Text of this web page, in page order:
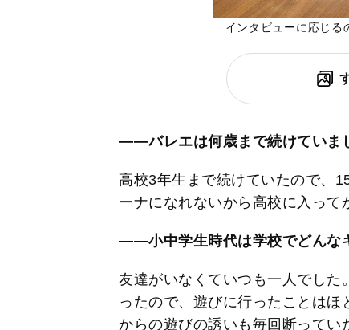
インタビューに応じる
――バレエは何歳まで続けていま
高校3年生まで続けていたので、
ーナになれないから高校に入って
――小中学生時代は学校でどんな
友達がいなくていつも一人でし
ったので、遊びに行ったことは
からの遊びの誘いも毎回断ってい